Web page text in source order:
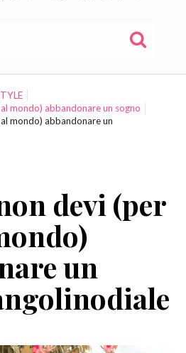
WOR(L)DS
CONTATTI
mondo) abbandonare un sogno
mondo) abbandonare un
devi (per
un